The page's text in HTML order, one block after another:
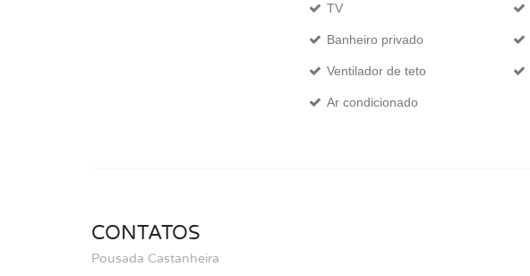
TV
Banheiro privado
Ventilador de teto
Ar condicionado
CONTATOS
Pousada Castanheira